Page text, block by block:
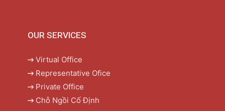
OUR SERVICES
Virtual Office
Representative Ofice
Private Office
Chỗ Ngồi Cố Định